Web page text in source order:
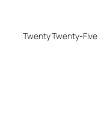
Twenty Twenty-Five